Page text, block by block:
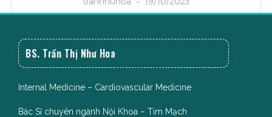
BS. Trần Thị Như Hoa
Internal Medicine – Cardiovascular Medicine
Bác Sĩ chuyên ngành Nội Khoa – Tim Mạch